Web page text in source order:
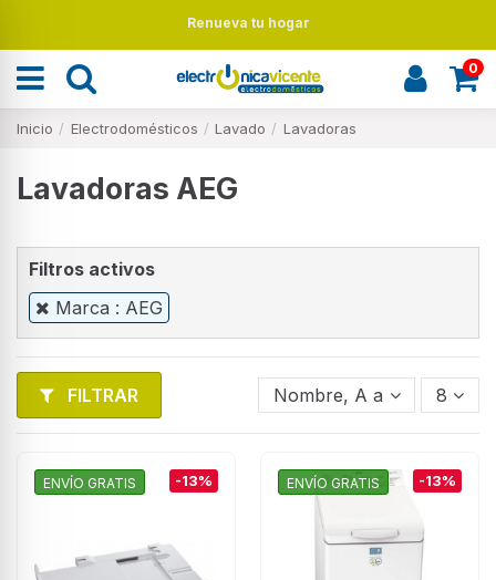
Renueva tu hogar
0
Inicio Electrodomésticos Lavado Lavadoras
Lavadoras AEG
Filtros activos
Marca : AEG
FILTRAR Nombre, A a Z 8
ENVÍO GRATIS -13% ENVÍO GRATIS -13%